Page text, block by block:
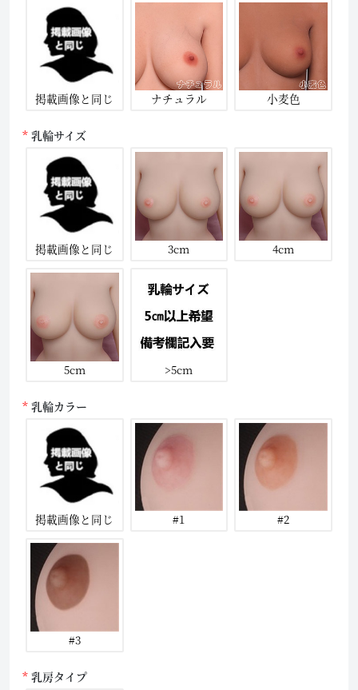
掲載画像と同じ ナチュラル 小麦色
乳輪サイズ
掲載画像と同じ 3cm 4cm
5cm >5cm
乳輪カラー
掲載画像と同じ #1 #2
#3
乳房タイプ